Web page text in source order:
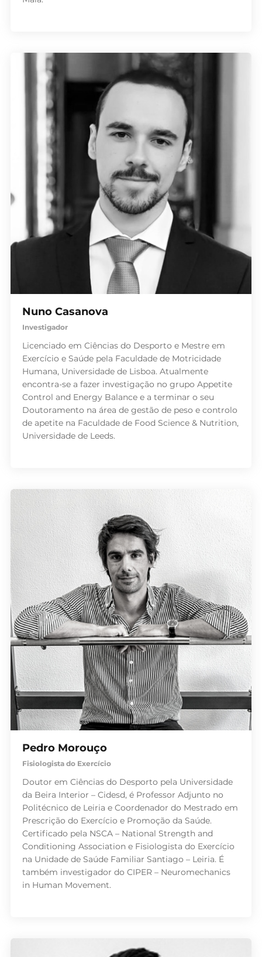
Nuno Casanova
Investigador
Licenciado em Ciências do Desporto e Mestre em
Exercício e Saúde pela Faculdade de Motricidade
Humana, Universidade de Lisboa. Atualmente
encontra-se a fazer investigação no grupo Appetite
Control and Energy Balance e a terminar o seu
Doutoramento na área de gestão de peso e controlo
de apetite na Faculdade de Food Science & Nutrition,
Universidade de Leeds.
Pedro Morouço
Fisiologista do Exercício
Doutor em Ciências do Desporto pela Universidade
da Beira Interior – Cidesd, é Professor Adjunto no
Politécnico de Leiria e Coordenador do Mestrado em
Prescrição do Exercício e Promoção da Saúde.
Certificado pela NSCA – National Strength and
Conditioning Association e Fisiologista do Exercício
na Unidade de Saúde Familiar Santiago – Leiria. É
também investigador do CIPER – Neuromechanics
in Human Movement.